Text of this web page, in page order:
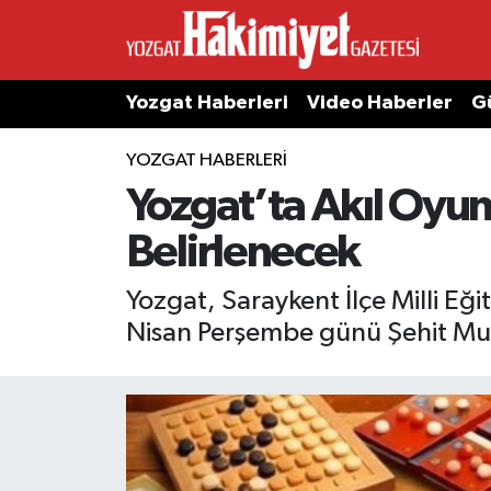
Yozgat Haberleri Video Haberler
YOZGAT HABERLERI
Yozgat’ta Akıl
Belirlenecek
Yozgat, Saraykent İlçe Milli
Nisan Perşembe günü Şehit